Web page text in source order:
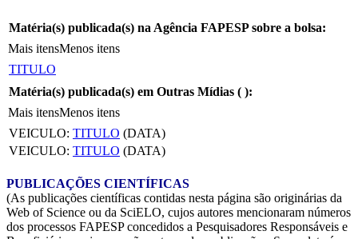
Matéria(s) publicada(s) na Agência FAPESP sobre a bolsa:
Mais itensMenos itens
TITULO
Matéria(s) publicada(s) em Outras Mídias ( ):
Mais itensMenos itens
VEICULO: TITULO (DATA)
VEICULO: TITULO (DATA)
PUBLICAÇÕES CIENTÍFICAS
(As publicações científicas contidas nesta página são originárias da
Web of Science ou da SciELO, cujos autores mencionaram números
dos processos FAPESP concedidos a Pesquisadores Responsáveis e